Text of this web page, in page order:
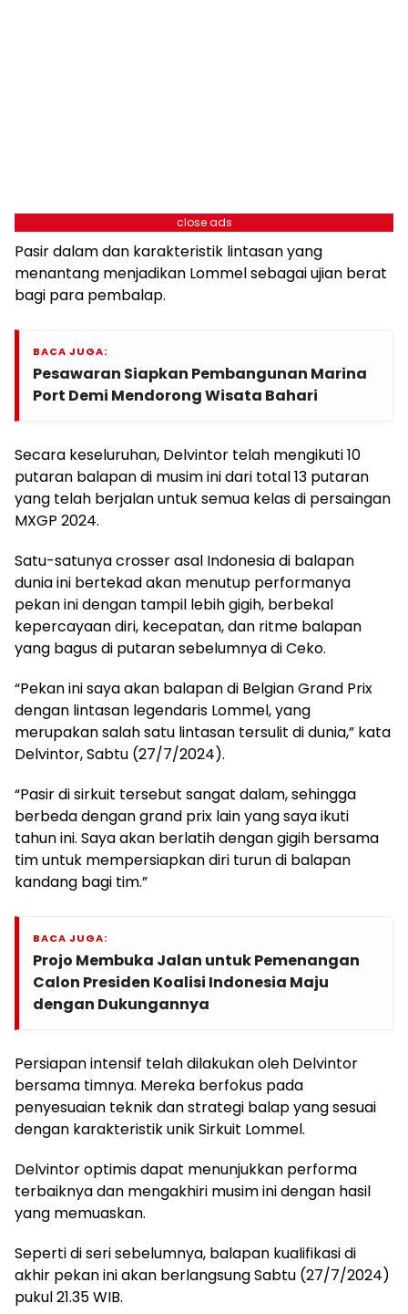
close ads
Pasir dalam dan karakteristik lintasan yang
menantang menjadikan Lommel sebagai ujian berat
bagi para pembalap.
BACA JUGA:
Pesawaran Siapkan Pembangunan Marina
Port Demi Mendorong Wisata Bahari
Secara keseluruhan, Delvintor telah mengikuti 10
putaran balapan di musim ini dari total 13 putaran
yang telah berjalan untuk semua kelas di persaingan
MXGP 2024.
Satu-satunya crosser asal Indonesia di balapan
dunia ini bertekad akan menutup performanya
pekan ini dengan tampil lebih gigih, berbekal
kepercayaan diri, kecepatan, dan ritme balapan
yang bagus di putaran sebelumnya di Ceko.
“Pekan ini saya akan balapan di Belgian Grand Prix
dengan lintasan legendaris Lommel, yang
merupakan salah satu lintasan tersulit di dunia,” kata
Delvintor, Sabtu (27/7/2024).
“Pasir di sirkuit tersebut sangat dalam, sehingga
berbeda dengan grand prix lain yang saya ikuti
tahun ini. Saya akan berlatih dengan gigih bersama
tim untuk mempersiapkan diri turun di balapan
kandang bagi tim.”
BACA JUGA:
Projo Membuka Jalan untuk Pemenangan
Calon Presiden Koalisi Indonesia Maju
dengan Dukungannya
Persiapan intensif telah dilakukan oleh Delvintor
bersama timnya. Mereka berfokus pada
penyesuaian teknik dan strategi balap yang sesuai
dengan karakteristik unik Sirkuit Lommel.
Delvintor optimis dapat menunjukkan performa
terbaiknya dan mengakhiri musim ini dengan hasil
yang memuaskan.
Seperti di seri sebelumnya, balapan kualifikasi di
akhir pekan ini akan berlangsung Sabtu (27/7/2024)
pukul 21.35 WIB.